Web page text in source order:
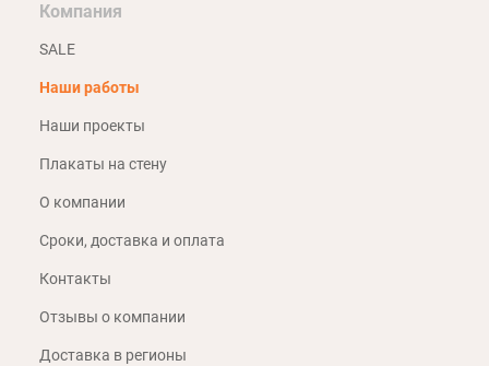
Компания
SALE
Наши работы
Наши проекты
Плакаты на стену
О компании
Сроки, доставка и оплата
Контакты
Отзывы о компании
Доставка в регионы